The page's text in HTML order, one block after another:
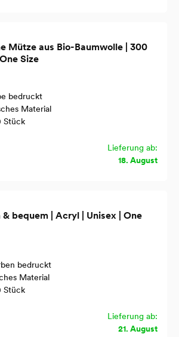
Mütze aus Bio-Baumwolle | 300
Size
bedruckt
Material
Stück
Lieferung ab:
18. August
& bequem | Acryl | Unisex | One
bedruckt
Material
Stück
Lieferung ab:
21. August